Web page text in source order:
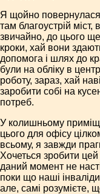
Я щойно повернулася
там благоустрій міст,
звичайно, до цього
кроки, хай вони
допомога і шлях до
були на обліку в
роботу, зараз, хай
заробити собі на
потреб.
У колишньому
цього для офісу
всьому, я завжди
Хочеться зробити
даний момент не
поки що наші
але, самі розумієте,